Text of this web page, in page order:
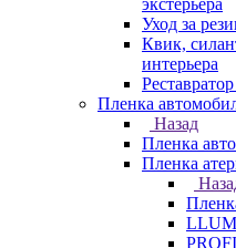
экстерьера
Уход за
Квик,
интерьера
Пленка
Назад
Пленка
Пленка